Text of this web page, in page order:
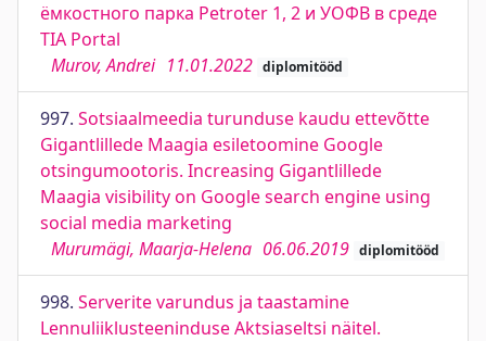
ёмкостного парка Petroter 1, 2 и УОФВ в среде
TIA Portal
Murov, Andrei 11.01.2022 diplomitööd
997. Sotsiaalmeedia turunduse kaudu ettevõtte
Gigantlillede Maagia esiletoomine Google
otsingumootoris. Increasing Gigantlillede
Maagia visibility on Google search engine using
social media marketing
Murumägi, Maarja-Helena 06.06.2019 diplomitööd
998. Serverite varundus ja taastamine
Lennuliiklusteeninduse Aktsiaseltsi näitel.